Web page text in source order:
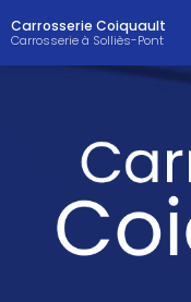
au
contenu
principal
Carrosserie Coiquault
Carrosserie à Solliès-Pont